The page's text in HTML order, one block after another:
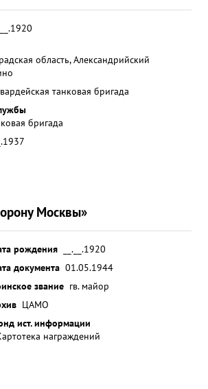
область, Александрийский
танковая бригада
бригада
Москвы»
рождения
__.__.1920
документа 01.05.1944
звание гв. майор
ЦАМО
ист. информации
награждений